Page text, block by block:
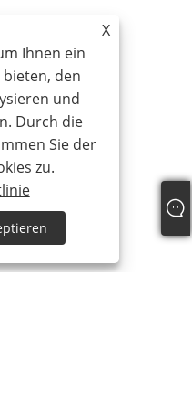
X
Ihnen ein
den
und
Durch die
Sie der
zu.